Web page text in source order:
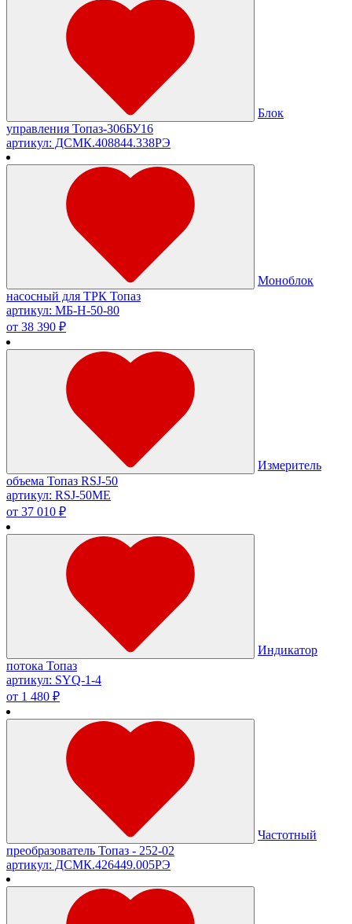
Блок
управления Топаз-306БУ16
артикул: ДСМК.408844.338РЭ
Моноблок
насосный для ТРК Топаз
артикул: МБ-Н-50-80
от 38 390 ₽
Измеритель
объема Топаз RSJ-50
артикул: RSJ-50ME
от 37 010 ₽
Индикатор
потока Топаз
артикул: SYQ-1-4
от 1 480 ₽
Частотный
преобразователь Топаз - 252-02
артикул: ДСМК.426449.005РЭ